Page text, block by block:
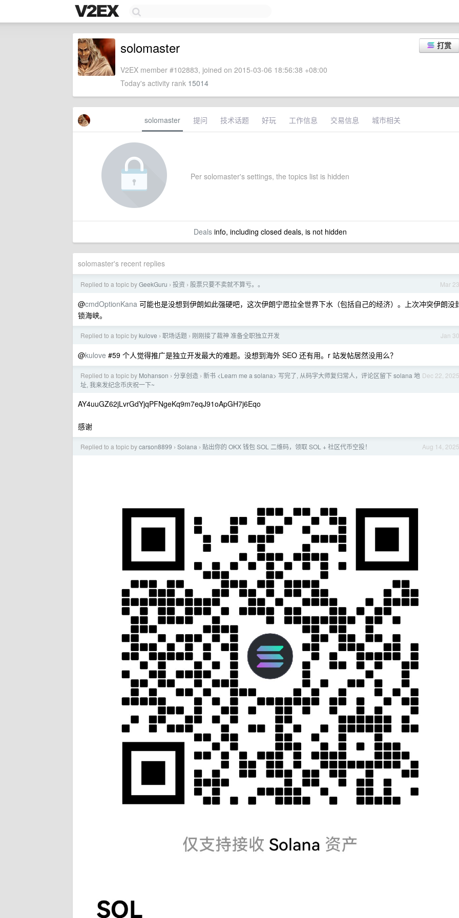
打赏
solomaster
V2EX member #102883, joined on 2015-03-06 18:56:38 +08:00
Today's activity rank 15014
solomaster 提问 技术话题 好玩 工作信息 交易信息 城市相关
Per solomaster's settings, the topics list is hidden
Dealsinfo, including closed deals, is not hidden
solomaster's recent replies
Mar 23
Replied to a topic byGeekGuru › 投资 › 股票只要不卖就不算亏。。
@cmdOptionKana 可能也是没想到伊朗如此强硬吧，这次伊朗宁愿拉全世界下水（包括自己的经济）。上次冲突伊朗没
锁海峡。
Jan 30
Replied to a topic bykulove › 职场话题 › 刚刚接了裁神 准备全职独立开发
@kulove #59 个人觉得推广是独立开发最大的难题。没想到海外 SEO 还有用。r 站发帖居然没用么？
Dec 22, 2025
Replied to a topic by Mohanson › 分享创造 › 新书 <Learn me a solana> 写完了, 从码字大师复归常人，评论区留下 solana 地
址, 我来发纪念币庆祝一下~
AY4uuGZ62jLvrGdYjqPFNgeKq9m7eqJ91oApGH7j6Eqo
感谢
Aug 14, 2025
Replied to a topic bycarson8899 › Solana › 贴出你的 OKX 钱包 SOL 二维码，领取 SOL + 社区代币空投！